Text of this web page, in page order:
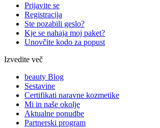
Prijavite se
Registracija
Ste pozabili geslo?
Kje se nahaja moj paket?
Unovčite kodo za popust
Izvedite več
beauty Blog
Sestavine
Certifikati naravne kozmetike
Mi in naše okolje
Aktualne ponudbe
Partnerski program